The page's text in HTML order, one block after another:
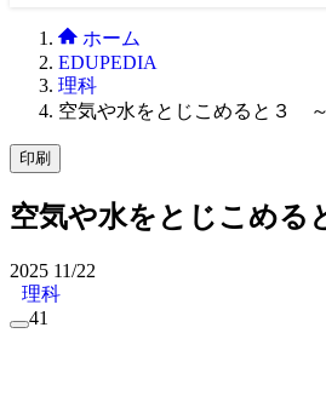
ホーム
EDUPEDIA
理科
空気や水をとじこめると３
印刷
空気や水をとじこめ
2025 11/22
理科
41